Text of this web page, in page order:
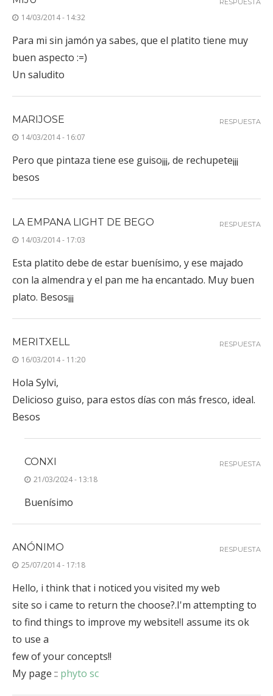
14/03/2014 - 14:32
Para mi sin jamón ya sabes, que el platito tiene muy
buen aspecto :=)
Un saludito
RESPUESTA
MARIJOSE
14/03/2014 - 16:07
Pero que pintaza tiene ese guiso¡¡¡, de rechupete¡¡¡
besos
RESPUESTA
LA EMPANA LIGHT DE BEGO
14/03/2014 - 17:03
Esta platito debe de estar buenísimo, y ese majado
con la almendra y el pan me ha encantado. Muy buen
plato. Besos¡¡¡
RESPUESTA
MERITXELL
16/03/2014 - 11:20
Hola Sylvi,
Delicioso guiso, para estos días con más fresco, ideal.
Besos
RESPUESTA
CONXI
21/03/2024 - 13:18
Buenísimo
RESPUESTA
ANÓNIMO
25/07/2014 - 17:18
Hello, i think that i noticed you visited my web
site so i came to return the choose?.I'm attempting to
to find things to improve my website!I assume its ok
to use a
few of your concepts!!
My page :: phyto sc
RESPUESTA